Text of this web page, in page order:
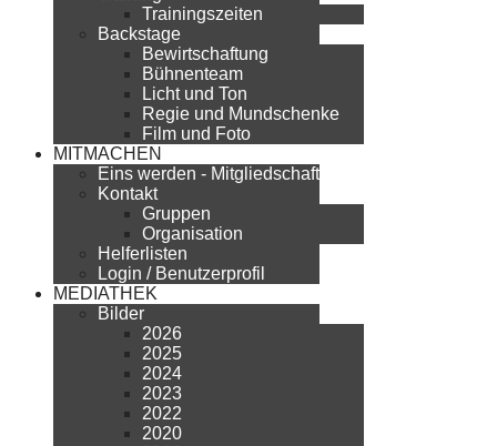
Trainingszeiten
Backstage
Bewirtschaftung
Bühnenteam
Licht und Ton
Regie und Mundschenke
Film und Foto
MITMACHEN
Eins werden - Mitgliedschaft
Kontakt
Gruppen
Organisation
Helferlisten
Login / Benutzerprofil
MEDIATHEK
Bilder
2026
2025
2024
2023
2022
2020